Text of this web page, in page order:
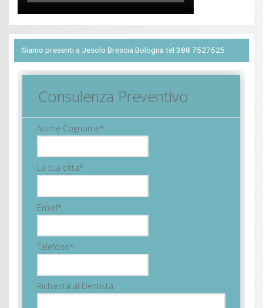
Siamo presenti a Jesolo Brescia Bologna tel 388 7527525